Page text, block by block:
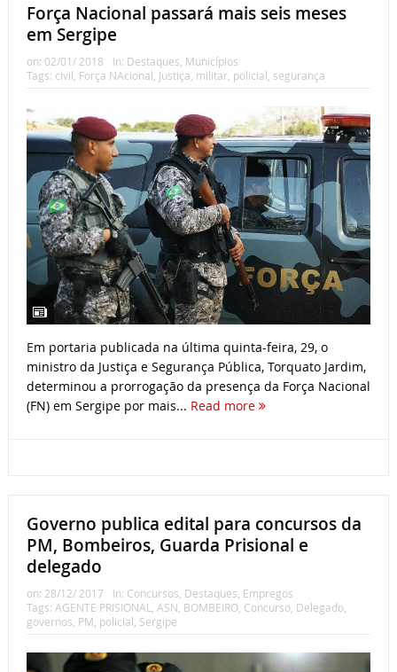
Força Nacional passará mais seis meses
em Sergipe
on: 02/01/ 2018 In: Destaques Municípios
Tags: civil Força NAcional Justiça militar, policial segurança
Em portaria publicada na última quinta-feira, 29, o
ministro da Justiça e Segurança Pública, Torquato Jardim,
determinou a prorrogação da presença da Força Nacional
(FN) em Sergipe por mais... Read more
Governo publica edital para concursos da
PM, Bombeiros, Guarda Prisional e
delegado
on: 28/12/ 2017 In: Concursos Destaques Empregos
Tags: AGENTE PRISIONAL ASN BOMBEIRO, Concurso, Delegado,
governos PM policial Sergipe